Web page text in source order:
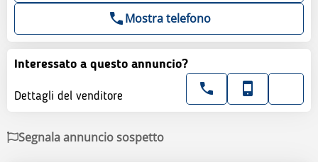
Mostra telefono
Interessato a questo annuncio?
Dettagli del venditore
Segnala annuncio sospetto